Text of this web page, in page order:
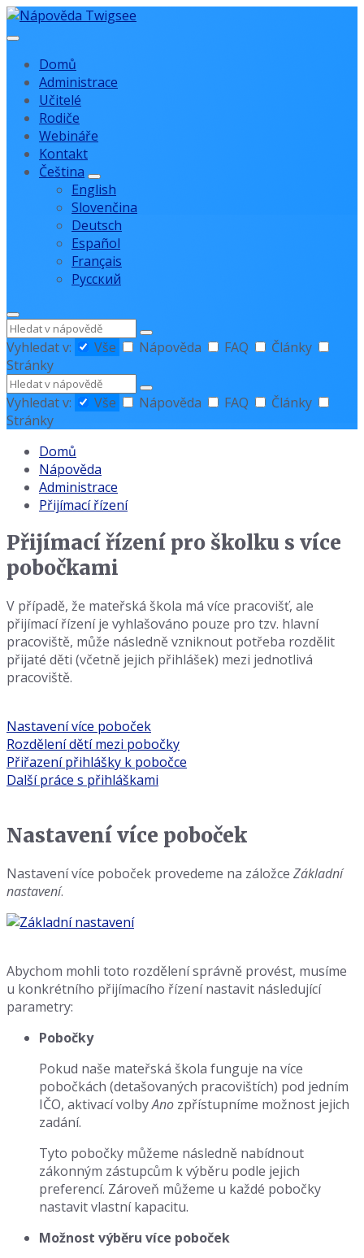
Přejít
na
Přejít
na
navigaci
Přejít
na
Domů
Administrace
Učitelé
Rodiče
Webináře
Kontakt
Čeština
English
Slovenčina
Deutsch
Español
Français
Русский
Hledat
Vyhledat v:
Vše Nápověda FAQ
Články
Stránky
Hledat
Vyhledat v:
Vše Nápověda FAQ
Články
Stránky
Domů
Nápověda
Administrace
Přijímací řízení
Přijímací řízení pro školku s více
pobočkami
V případě, že mateřská škola má více pracovišť, ale
přijímací řízení je vyhlašováno pouze pro tzv. hlavní
pracoviště, může následně vzniknout potřeba rozdělit
přijaté děti (včetně jejich přihlášek) mezi jednotlivá
pracoviště.
Nastavení více poboček
Rozdělení dětí mezi pobočky
Přiřazení přihlášky k pobočce
Další práce s přihláškami
Nastavení více poboček
Nastavení více poboček provedeme na záložce Základní
nastavení.
Abychom mohli toto rozdělení správně provést, musíme
u konkrétního přijímacího řízení nastavit následující
parametry:
Pobočky
Pokud naše mateřská škola funguje na více
pobočkách (detašovaných pracovištích) pod jedním
IČO, aktivací volbyAno zpřístupníme možnost jejich
zadání.
Tyto pobočky můžeme následně nabídnout
zákonným zástupcům k výběru podle jejich
preferencí. Zároveň můžeme u každé pobočky
nastavit vlastní kapacitu.
Možnost výběru více poboček